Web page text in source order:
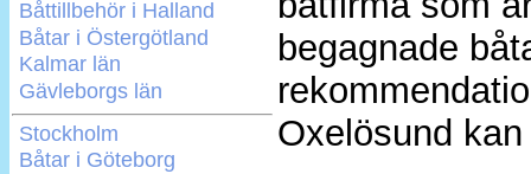
Båttillbehör i Halland
Båtar i Östergötland
Kalmar län
Gävleborgs län
Stockholm
Båtar i Göteborg
begagnade
Oxelösund